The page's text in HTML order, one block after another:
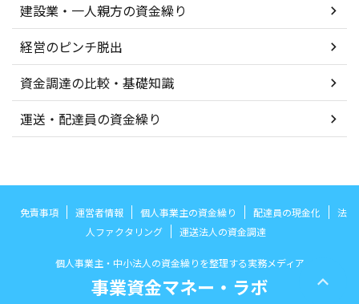
建設業・一人親方の資金繰り
経営のピンチ脱出
資金調達の比較・基礎知識
運送・配達員の資金繰り
免責事項 運営者情報 個人事業主の資金繰り 配達員の現金化
法
人ファクタリング
運送法人の資金調達
個人事業主・中小法人の資金繰りを整理する実務メディア
事業資金マネー・ラボ